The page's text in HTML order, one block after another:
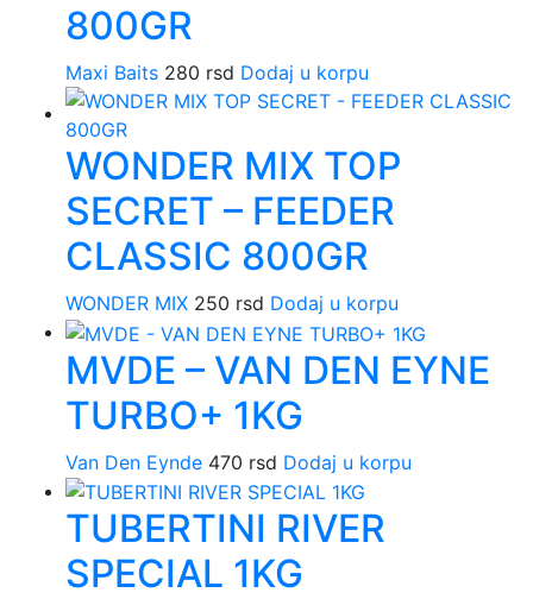
800GR
Maxi Baits 280 rsd Dodaj u korpu
WONDER MIX TOP
SECRET – FEEDER
CLASSIC 800GR
WONDER MIX 250 rsd Dodaj u korpu
MVDE – VAN DEN EYNE
TURBO+ 1KG
Van Den Eynde 470 rsd Dodaj u korpu
TUBERTINI RIVER
SPECIAL 1KG